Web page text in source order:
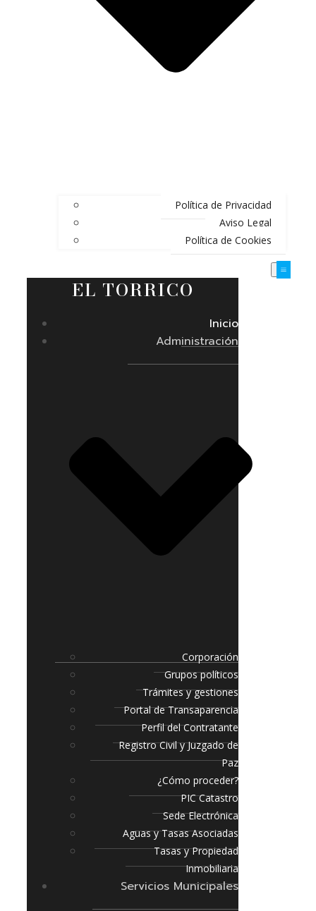
Política de Privacidad
Aviso Legal
Política de Cookies
EL TORRICO
Inicio
Administración
Corporación
Grupos políticos
Trámites y gestiones
Portal de Transaparencia
Perfil del Contratante
Registro Civil y Juzgado de
Paz
¿Cómo proceder?
PIC Catastro
Sede Electrónica
Aguas y Tasas Asociadas
Tasas y Propiedad
Inmobiliaria
Servicios Municipales